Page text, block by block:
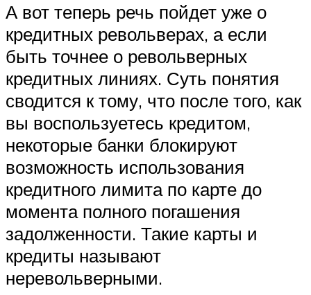
А вот теперь речь пойдет уже о
кредитных револьверах, а если
быть точнее о револьверных
кредитных линиях. Суть понятия
сводится к тому, что после того, как
вы воспользуетесь кредитом,
некоторые банки блокируют
возможность использования
кредитного лимита по карте до
момента полного погашения
задолженности. Такие карты и
кредиты называют
неревольверными.